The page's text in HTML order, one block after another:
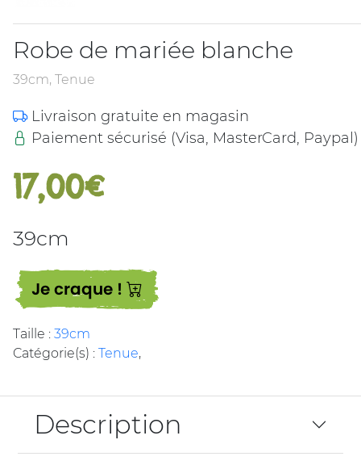
Robe de mariée blanche
39cm, Tenue
Livraison gratuite en magasin
Paiement sécurisé (Visa, MasterCard, Paypal)
17,00€
39cm
Je craque !
Taille : 39cm
Catégorie(s) : Tenue,
Description